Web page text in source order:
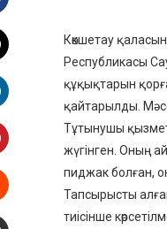
Көкшетау
Республикасы
құқықтарын
қайтарылды.
Тұтынушы
жүгінген. Оның
пиджак болған,
Тапсырысты
тиісінше